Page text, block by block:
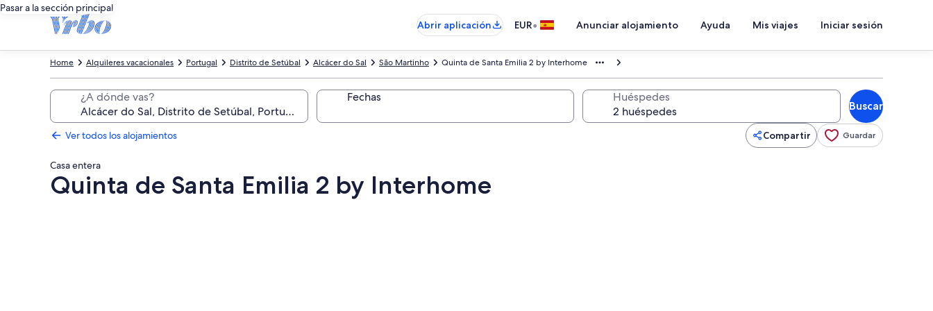
Pasar a la sección principal
Abrir aplicación
EUR• Anunciar alojamiento Ayuda Mis viajes Iniciar sesión
Quinta de Santa Emilia 2 by Interhome
São Martinho
Alcácer do Sal
Distrito de Setúbal
Portugal
Alquileres vacacionales
Home
¿A dónde vas? Fechas Huéspedes
Buscar
Ver todos los alojamientos Compartir Guardar
Casa entera
Quinta de Santa Emilia 2 by Interhome